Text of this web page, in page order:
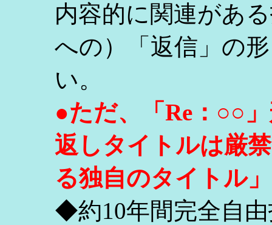
内容的に関連があ
への）「返信」の
い。
●ただ、「Re：○○
返しタイトルは厳
る独自のタイトル
◆約10年間完全自